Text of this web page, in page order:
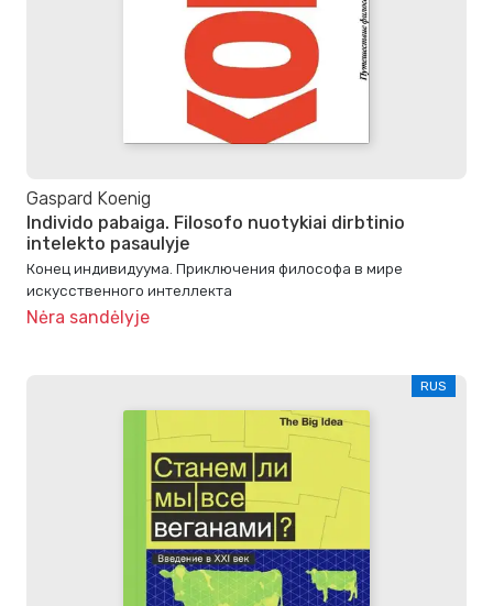
Gaspard Koenig
Individo pabaiga. Filosofo nuotykiai dirbtinio
intelekto pasaulyje
Конец индивидуума. Приключения философа в мире
искусственного интеллекта
Nėra sandėlyje
RUS